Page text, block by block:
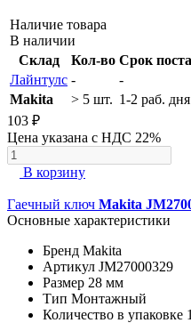
Наличие товара
В наличии
Склад
Кол-во Срок
Лайнтулс -
-
Makita
> 5 шт. 1-2 раб. дня
103 ₽
Цена указана с НДС 22%
В корзину
Гаечный ключ Makita
Основные характеристики
Бренд Makita
Артикул JM27000329
Размер 28 мм
Тип Монтажный
Количество в упаковке 1